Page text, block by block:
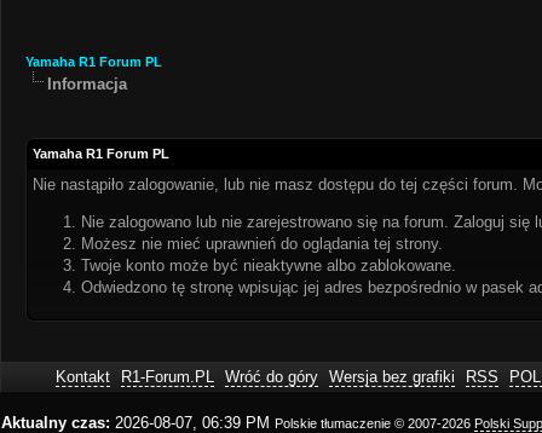
Yamaha R1 Forum PL
Informacja
Yamaha R1 Forum PL
Nie nastąpiło zalogowanie, lub nie masz dostępu do tej części forum.
Nie zalogowano lub nie zarejestrowano się na forum. Zaloguj się
Możesz nie mieć uprawnień do oglądania tej strony.
Twoje konto może być nieaktywne albo zablokowane.
Odwiedzono tę stronę wpisując jej adres bezpośrednio w pasek
Kontakt R1-Forum.PL Wróć do góry Wersja bez grafiki RSS
Aktualny czas: 2026-08-07, 06:39 PM Polskie tłumaczenie © 2007-2026 Polski